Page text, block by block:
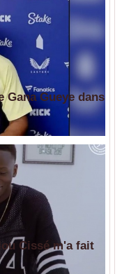
Gueye dans
Cissé m'a fait